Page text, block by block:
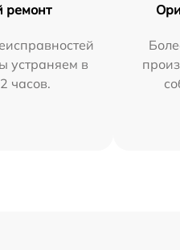
ремонт
устраняем в
часов.